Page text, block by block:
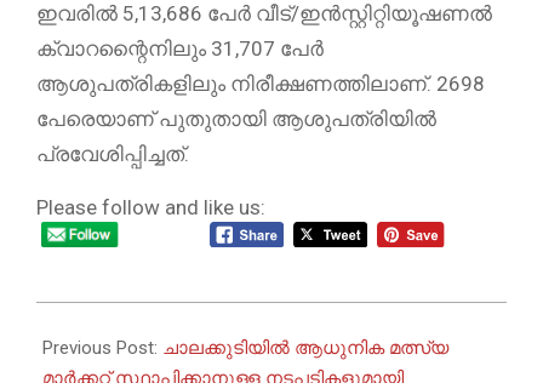
ഇവരില്‍ 5,13,686 പേര്‍ വീട്/ഇന്‍സ്റ്റിറ്റിയൂഷണല്‍
ക്വാറന്റൈനിലും 31,707 പേര്‍
ആശുപത്രികളിലും നിരീക്ഷണത്തിലാണ്. 2698
പേരെയാണ് പുതുതായി ആശുപത്രിയില്‍
പ്രവേശിപ്പിച്ചത്.
Please follow and like us:
08-
31
Previous Post: ചാലക്കുടിയിൽ ആധുനിക മത്സ്യ
മാർക്കറ്റ് സ്ഥാപിക്കാനുള്ള നടപടികളുമായി